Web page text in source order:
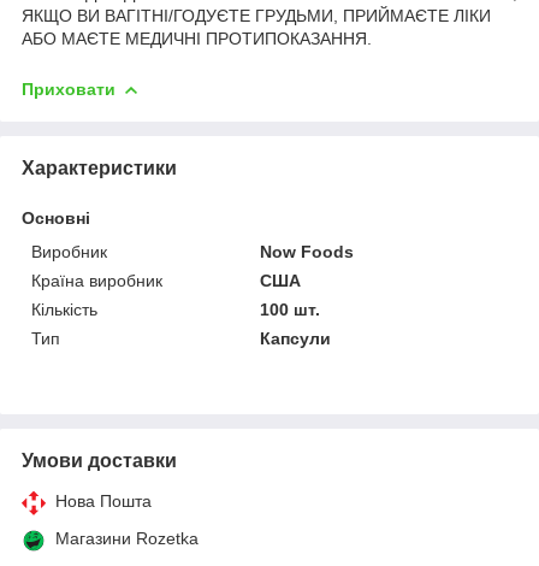
ЯКЩО ВИ ВАГІТНІ/ГОДУЄТЕ ГРУДЬМИ, ПРИЙМАЄТЕ ЛІКИ
АБО МАЄТЕ МЕДИЧНІ ПРОТИПОКАЗАННЯ.
Приховати
Характеристики
Основні
Виробник
Now Foods
Країна виробник
США
Кількість
100 шт.
Тип
Капсули
Умови доставки
Нова Пошта
Магазини Rozetka